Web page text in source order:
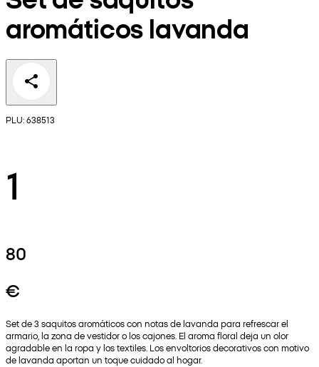
aromáticos lavanda
PLU: 638513
1
80
€
Set de 3 saquitos aromáticos con notas de lavanda para refrescar el
armario, la zona de vestidor o los cajones. El aroma floral deja un olor
agradable en la ropa y los textiles. Los envoltorios decorativos con motivo
de lavanda aportan un toque cuidado al hogar.